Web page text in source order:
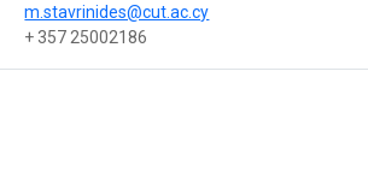
m.stavrinides@cut.ac.cy
+ 357 25002186